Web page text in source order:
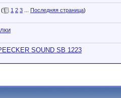
( 1 2 3 Последняя страница)
SOUND SB 1223